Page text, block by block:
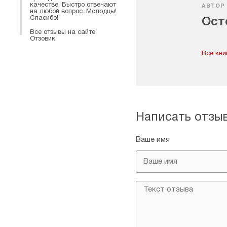
АВТОР
Все
Написать
Ваше имя
качестве. Быстро отвечают
на любой вопрос. Молодцы!
Спасибо!
Все отзывы на сайте
Отзовик